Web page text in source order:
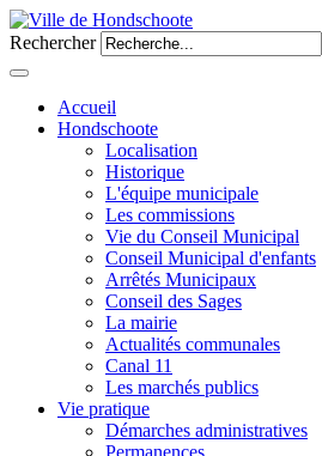
Rechercher
Accueil
Hondschoote
Localisation
Historique
L'équipe municipale
Les commissions
Vie du Conseil Municipal
Conseil Municipal d'enfants
Arrêtés Municipaux
Conseil des Sages
La mairie
Actualités communales
Canal 11
Les marchés publics
Vie pratique
Démarches administratives
Permanences